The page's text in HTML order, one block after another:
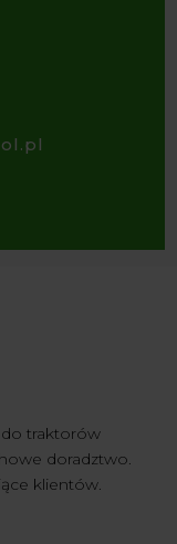
do traktorów
doradztwo.
klientów.